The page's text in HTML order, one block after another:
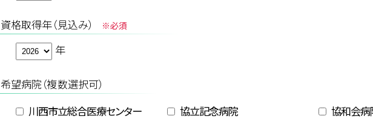
資格取得年（見込み） ※必須
年
希望病院（複数選択可）
川西市立総合医療センター
協立記念病院
協和会病